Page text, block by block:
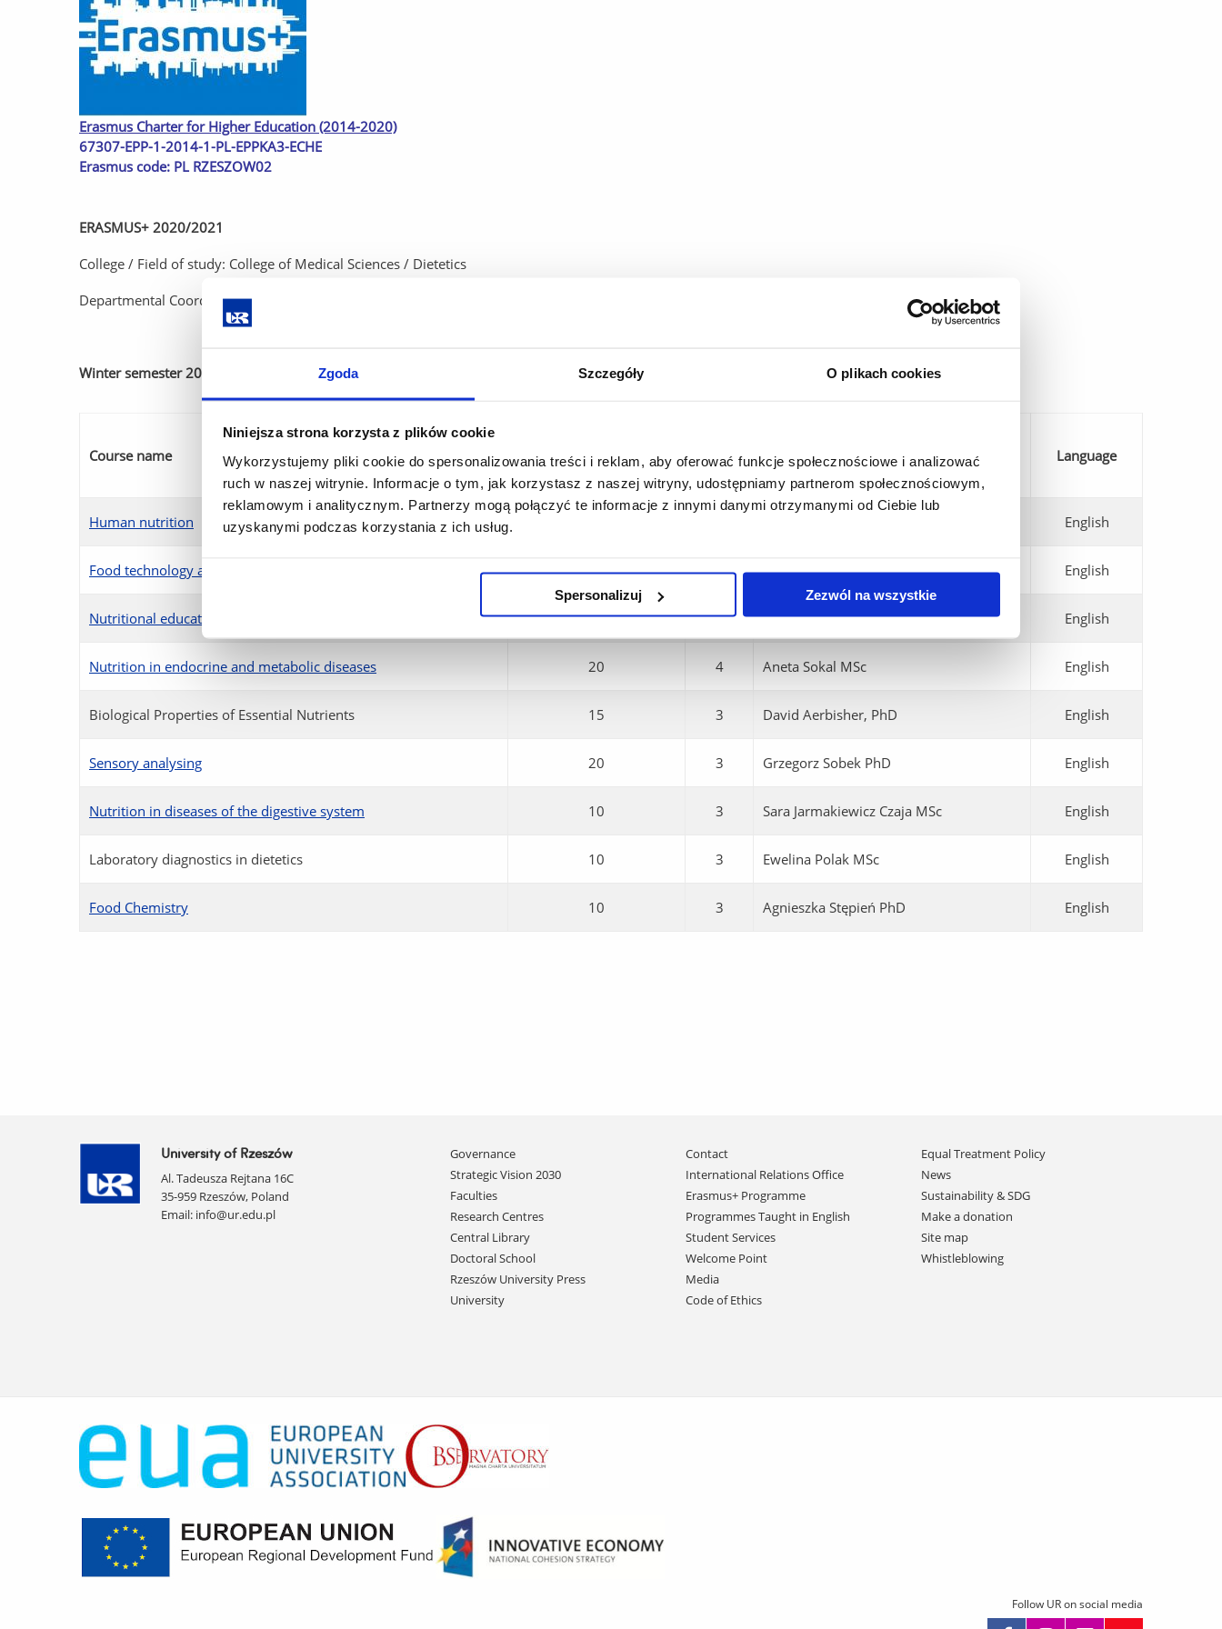
Zgoda Szczegóły O plikach cookies
Niniejsza strona korzysta z plików cookie
Wykorzystujemy pliki cookie do spersonalizowania treści i reklam, aby oferować funkcje społecznościowe i analizować
ruch w naszej witrynie. Informacje o tym, jak korzystasz z naszej witryny, udostępniamy partnerom społecznościowym,
reklamowym i analitycznym. Partnerzy mogą połączyć te informacje z innymi danymi otrzymanymi od Ciebie lub
uzyskanymi podczas korzystania z ich usług.
Spersonalizuj Zezwól na wszystkie
Erasmus Charter for Higher Education (2014-2020)
67307-EPP-1-2014-1-PL-EPPKA3-ECHE
Erasmus code: PL RZESZOW02
ERASMUS+ 2020/2021
College / Field of study: College of Medical Sciences / Dietetics
Departmental Coordinator:
Winter semester 2020/2021
Course name
ECTS
Teacher Language
Human nutrition English
Food technology and nutrition 10 3 Katarzyna Dereń PhD English
Nutritional education 10 4 Anna Bartosiewicz PhD English
Nutrition in endocrine and metabolic diseases 20 4 Aneta Sokal MSc English
Biological Properties of Essential Nutrients 15 3 David Aerbisher, PhD English
Sensory analysing 20 3 Grzegorz Sobek PhD English
Nutrition in diseases of the digestive system 10 3 Sara Jarmakiewicz Czaja MSc English
Laboratory diagnostics in dietetics 10 3 Ewelina Polak MSc English
Food Chemistry 10 3 Agnieszka Stępień PhD English
University of Rzeszów
Al. Tadeusza Rejtana 16C
35-959 Rzeszów, Poland
Email: info@ur.edu.pl
Skip
navigation
Governance
Strategic Vision 2030
Faculties
Research Centres
Central Library
Doctoral School
Rzeszów University Press
University
Contact
International Relations Office
Erasmus+ Programme
Programmes Taught in English
Student Services
Welcome Point
Media
Code of Ethics
Equal Treatment Policy
News
Sustainability & SDG
Make a donation
Site map
Whistleblowing
Follow UR on social media